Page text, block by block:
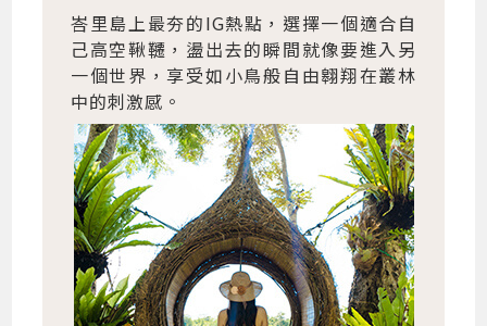
峇里島上最夯的IG熱點，選擇一個適合自
己高空鞦韆，盪出去的瞬間就像要進入另
一個世界，享受如小鳥般自由翱翔在叢林
中的刺激感。